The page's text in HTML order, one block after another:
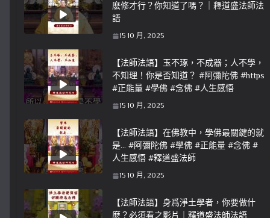
麽修才行？你知道了嗎？｜釋道盛法師法
語
15 10 月, 2025
【法師法語】玉不琢，不成器；人不學，
不知理！你是否知道？ #阿彌陀佛 #https
#正能量 #學佛 #念佛 #人生感悟
15 10 月, 2025
【法師法語】在佛教中，學佛最關鍵的就
是… #阿彌陀佛 #學佛 #正能量 #念佛 #
人生感悟 #釋道盛法師
15 10 月, 2025
【法師法語】身爲淨土學者，你要做什
麽？必須看之影片｜釋道盛法師法語